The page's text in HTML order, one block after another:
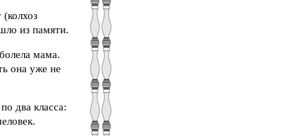
из памяти.
мама.
она уже не
два класса: